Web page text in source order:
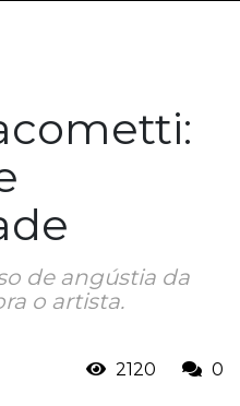
de angústia da
o artista.
2120 0